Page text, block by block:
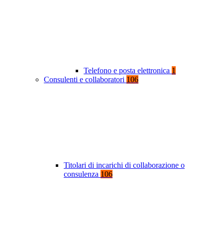
Telefono e posta elettronica 1
Consulenti e collaboratori 106
Titolari di incarichi di collaborazione o
consulenza 106